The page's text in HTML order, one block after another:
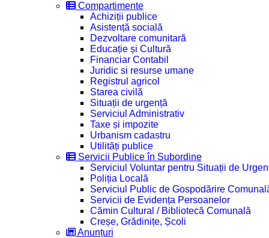
Compartimente
Achiziții publice
Asistență socială
Dezvoltare comunitară
Educație și Cultură
Financiar Contabil
Juridic si resurse umane
Registrul agricol
Starea civilă
Situații de urgență
Serviciul Administrativ
Taxe și impozite
Urbanism cadastru
Utilități publice
Servicii Publice în Subordine
Serviciul Voluntar pentru Situații de
Poliția Locală
Serviciul Public de Gospodărire
Servicii de Evidența Persoanelor
Cămin Cultural / Bibliotecă Comunală
Creșe, Grădinițe, Școli
Anunțuri